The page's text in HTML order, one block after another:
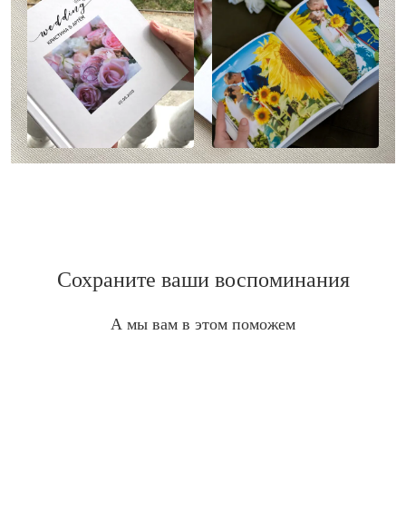
Сохраните ваши воспоминания
А мы вам в этом поможем